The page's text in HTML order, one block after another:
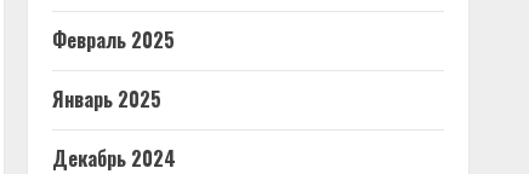
Февраль 2025
Январь 2025
Декабрь 2024